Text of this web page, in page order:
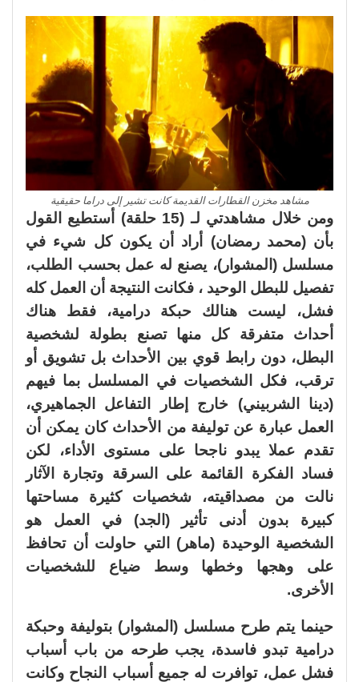
مشاهد مخزن القطارات القديمة كانت تشير إلى دراما حقيقية
ومن خلال مشاهدتي لـ (15 حلقة) أستطيع القول
بأن (محمد رمضان) أراد أن يكون كل شيء في
مسلسل (المشوار)، يصنع له عمل بحسب الطلب،
تفصيل للبطل الوحيد ، فكانت النتيجة أن العمل كله
فشل، ليست هنالك حبكة درامية، فقط هناك
أحداث متفرقة كل منها تصنع بطولة لشخصية
البطل، دون رابط قوي بين الأحداث بل تشويق أو
ترقب، فكل الشخصيات في المسلسل بما فيهم
(دينا الشربيني) خارج إطار التفاعل الجماهيري،
العمل عبارة عن توليفة من الأحداث كان يمكن أن
تقدم عملا يبدو ناجحا على مستوى الأداء، لكن
فساد الفكرة القائمة على السرقة وتجارة الآثار
نالت من مصداقيته، شخصيات كثيرة مساحتها
كبيرة بدون أدنى تأثير (الجد) في العمل هو
الشخصية الوحيدة (ماهر) التي حاولت أن تحافظ
على وهجها وخطها وسط ضياع للشخصيات
الأخرى.
حينما يتم طرح مسلسل (المشوار) بتوليفة وحبكة
درامية تبدو فاسدة، يجب طرحه من باب أسباب
فشل عمل، توافرت له جميع أسباب النجاح وكانت